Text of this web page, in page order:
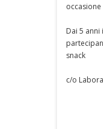
Dai 5 anni
snack
c/o